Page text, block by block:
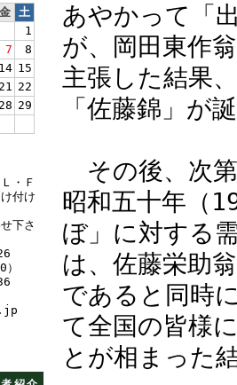
金 土
1
7
8
14 15
21 22
28 29
・Ｆ
付け
下さ
あやかって「
が、岡田東作
主張した結果
「佐藤錦」が
その後、次
昭和五十年（
ぼ」に対する
は、佐藤栄助
であると同時
て全国の皆様
とが相まった